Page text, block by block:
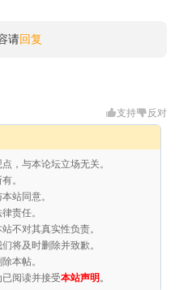
请回复
支持 反对
，与本论坛立场无关。
。
站同意。
责任。
不对其真实性负责。
将及时删除并致歉。
本帖。
阅读并接受本站声明 。